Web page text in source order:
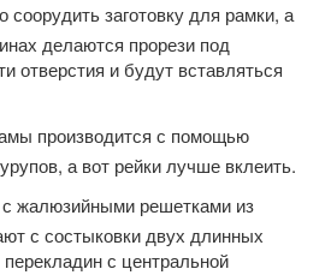
соорудить заготовку для рамки, а
делаются прорези под
отверстия и будут вставляться
производится с помощью
а вот рейки лучше вклеить.
жалюзийными решетками из
с состыковки двух длинных
с центральной